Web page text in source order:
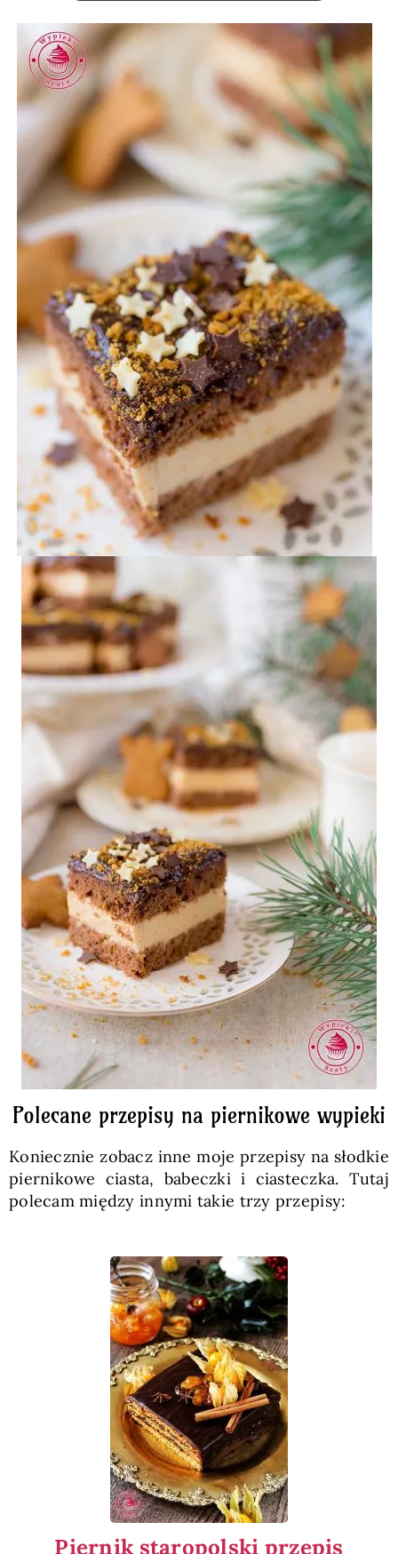
Polecane przepisy na piernikowe wypieki
Koniecznie zobacz inne moje przepisy na słodkie
piernikowe ciasta, babeczki i ciasteczka. Tutaj
polecam między innymi takie trzy przepisy:
Piernik staropolski przepis